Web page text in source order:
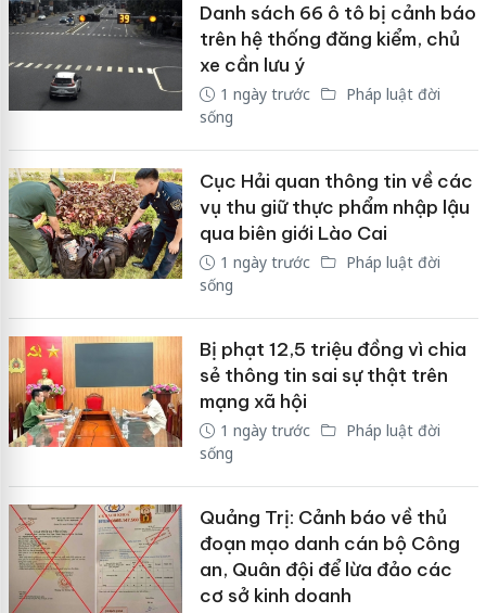
Danh sách 66 ô tô bị cảnh báo
trên hệ thống đăng kiểm, chủ
xe cần lưu ý
1 ngày trước
Pháp luật đời
sống
Cục Hải quan thông tin về các
vụ thu giữ thực phẩm nhập lậu
qua biên giới Lào Cai
1 ngày trước
Pháp luật đời
sống
Bị phạt 12,5 triệu đồng vì chia
sẻ thông tin sai sự thật trên
mạng xã hội
1 ngày trước
Pháp luật đời
sống
Quảng Trị: Cảnh báo về thủ
đoạn mạo danh cán bộ Công
an, Quân đội để lừa đảo các
cơ sở kinh doanh